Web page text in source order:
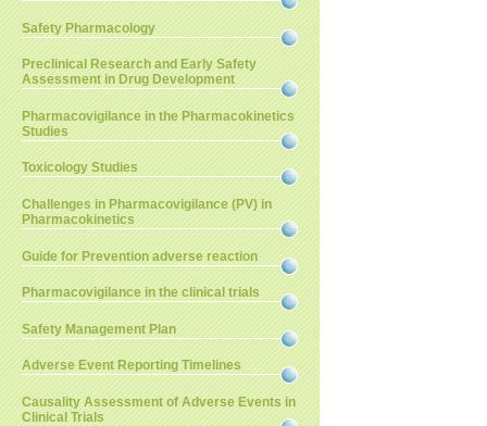
Safety Pharmacology
Preclinical Research and Early Safety
Assessment in Drug Development
Pharmacovigilance in the Pharmacokinetics
Studies
Toxicology Studies
Challenges in Pharmacovigilance (PV) in
Pharmacokinetics
Guide for Prevention adverse reaction
Pharmacovigilance in the clinical trials
Safety Management Plan
Adverse Event Reporting Timelines
Causality Assessment of Adverse Events in
Clinical Trials